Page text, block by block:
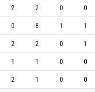
2 2 0
0
0 8 1
1
2 2 0
1
1 1 0
0
2 1 0
0